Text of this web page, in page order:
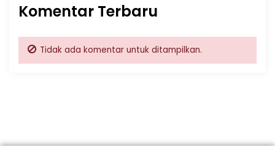
Komentar Terbaru
Tidak ada komentar untuk ditampilkan.